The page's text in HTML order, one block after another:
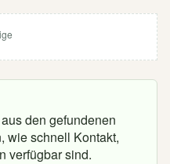
den gefundenen
wie schnell Kontakt,
verfügbar sind.